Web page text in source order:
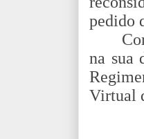
pedido
na sua
Virtual